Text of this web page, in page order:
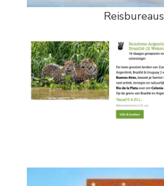
Reisbureaus